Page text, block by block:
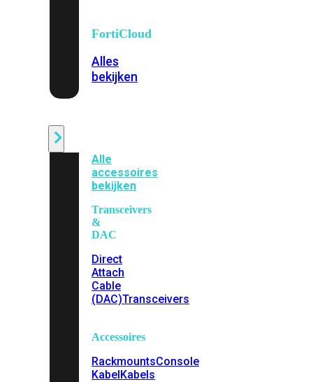
FortiCloud
Alles
bekijken
Alle
accessoires
bekijken
Transceivers
&
DAC
Direct
Attach
Cable
(DAC)Transceivers
Accessoires
RackmountsConsole
KabelKabels